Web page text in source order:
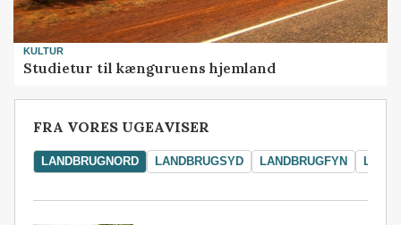
KULTUR
Studietur til kænguruens hjemland
FRA VORES UGEAVISER
LANDBRUGNORD LANDBRUGSYD LANDBRUGFYN